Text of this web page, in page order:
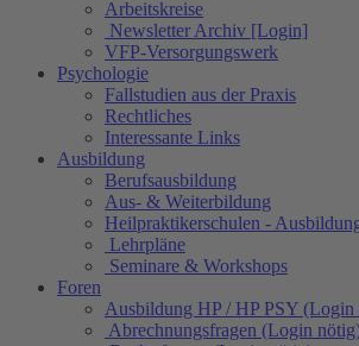
Arbeitskreise
Newsletter Archiv [Login]
VFP-Versorgungswerk
Psychologie
Fallstudien aus der Praxis
Rechtliches
Interessante Links
Ausbildung
Berufsausbildung
Aus- & Weiterbildung
Heilpraktikerschulen -
Lehrpläne
Seminare & Workshops
Foren
Ausbildung HP / HP PSY (Login
Abrechnungsfragen (Login